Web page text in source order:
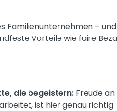
Familienunternehmen –
Vorteile wie faire
die begeistern: Freude
ist hier genau richtig